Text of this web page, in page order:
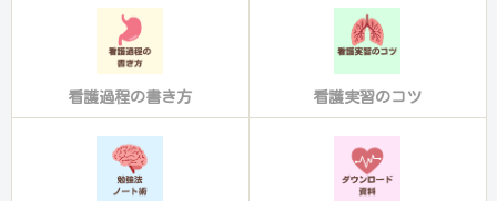
看護過程の書き方 看護実習のコツ